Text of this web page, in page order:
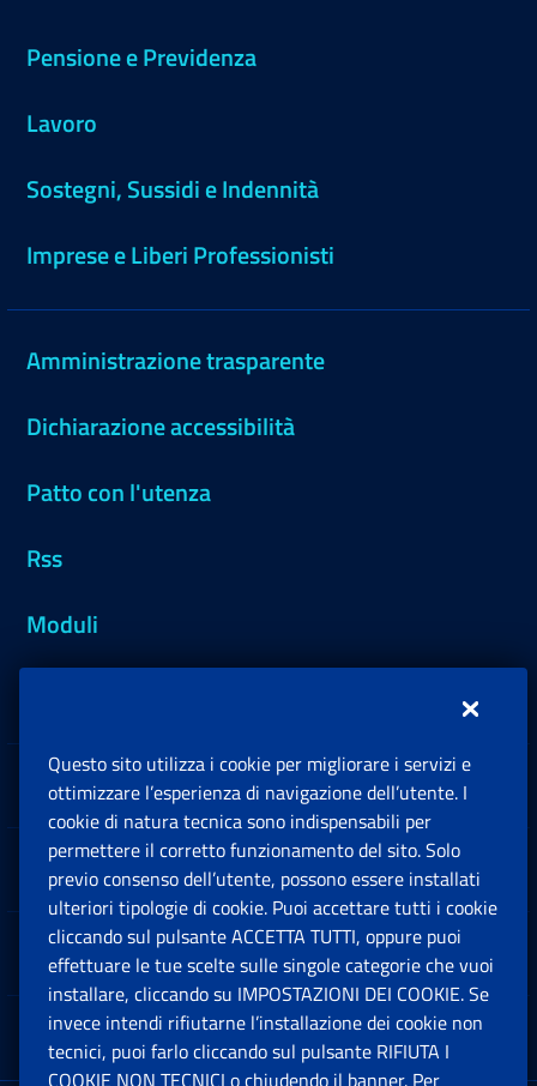
Pensione e Previdenza
Lavoro
Sostegni, Sussidi e Indennità
Imprese e Liberi Professionisti
Amministrazione trasparente
Dichiarazione accessibilità
Patto con l'utenza
Rss
Moduli
Sedi e Contatti
Software
Note Legali
App mobile
Questo sito utilizza i cookie per migliorare i servizi e
ottimizzare l’esperienza di navigazione dell’utente. I
cookie di natura tecnica sono indispensabili per
permettere il corretto funzionamento del sito. Solo
previo consenso dell’utente, possono essere installati
ulteriori tipologie di cookie. Puoi accettare tutti i cookie
cliccando sul pulsante ACCETTA TUTTI, oppure puoi
effettuare le tue scelte sulle singole categorie che vuoi
installare, cliccando su IMPOSTAZIONI DEI COOKIE. Se
invece intendi rifiutarne l’installazione dei cookie non
tecnici, puoi farlo cliccando sul pulsante RIFIUTA I
COOKIE NON TECNICI o chiudendo il banner. Per